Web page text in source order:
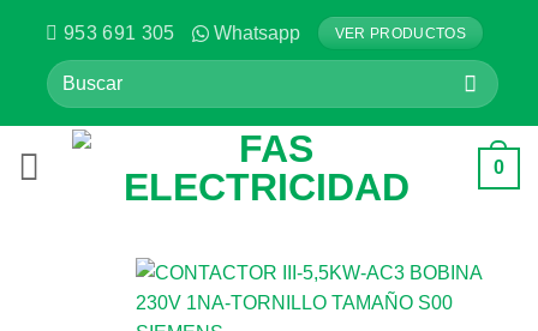
contenido
953 691 305 Whatsapp VER PRODUCTOS
Buscar
por:
0